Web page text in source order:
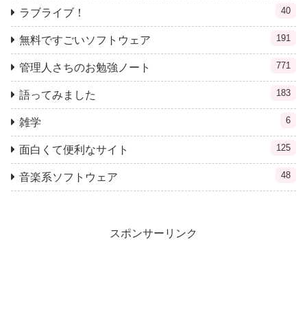
ラブライブ！ 40
無料ですごいソフトウェア 191
管理人さちのお勉強ノート 771
語ってみました 183
雑学 6
面白くて便利なサイト 125
音楽系ソフトウェア 48
スポンサーリンク